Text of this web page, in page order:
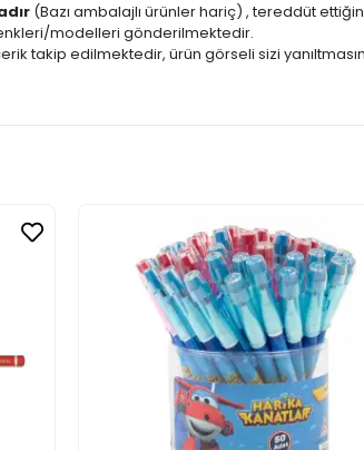
(Bazı ambalajlı ürünler hariç) , tereddüt
modelleri gönderilmektedir.
takip edilmektedir, ürün görseli sizi